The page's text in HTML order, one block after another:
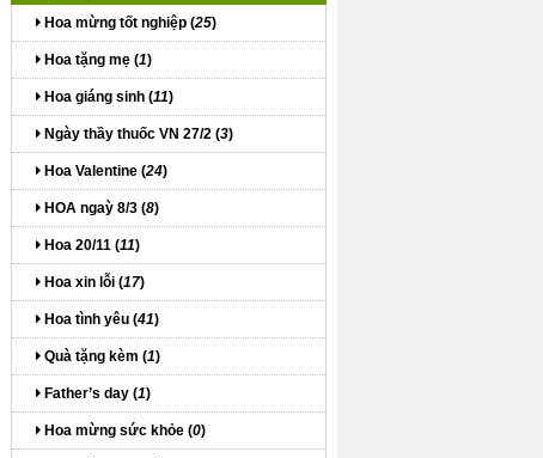
Hoa mừng tốt nghiệp (25)
Hoa tặng mẹ (1)
Hoa giáng sinh (11)
Ngày thầy thuốc VN 27/2 (3)
Hoa Valentine (24)
HOA ngaỳ 8/3 (8)
Hoa 20/11 (11)
Hoa xin lỗi (17)
Hoa tình yêu (41)
Quà tặng kèm (1)
Father’s day (1)
Hoa mừng sức khỏe (0)